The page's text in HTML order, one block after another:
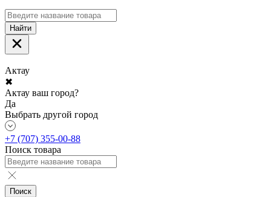
Найти
Актау
✖
Актау ваш город?
Да
Выбрать другой город
+7 (707) 355-00-88
Поиск товара
Поиск